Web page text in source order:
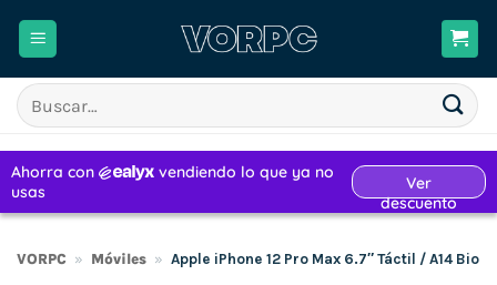
Buscar
por:
VORPC » Móviles » Apple iPhone 12 Pro Max 6.7″ Táctil / A14